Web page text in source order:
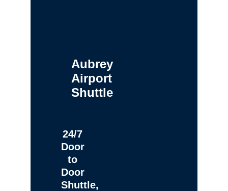
Aubrey
Airport
Shuttle
24/7
Door
to
Door
Shuttle,